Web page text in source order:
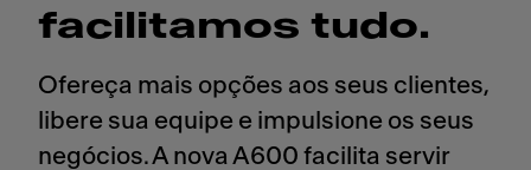
facilitamos tudo.
Ofereça mais opções aos seus clientes,
libere sua equipe e impulsione os seus
negócios. A nova A600 facilita servir